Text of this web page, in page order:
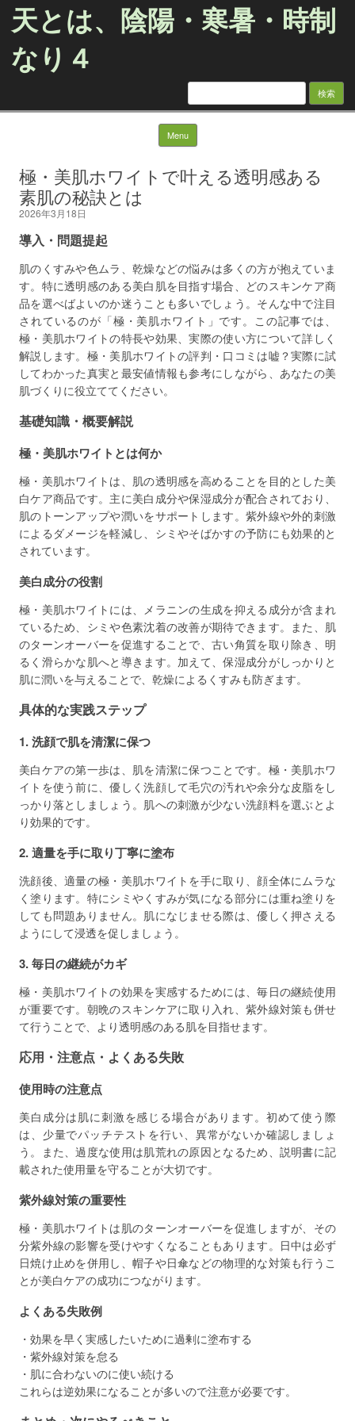
天とは、陰陽・寒暑・時制
なり４
検
Menu Skip to content
極・美肌ホワイトで叶える透明感ある
素肌の秘訣とは
2026年3月18日
導入・問題提起
肌のくすみや色ムラ、乾燥などの悩みは多くの方が抱えていま
す。特に透明感のある美白肌を目指す場合、どのスキンケア商
品を選べばよいのか迷うことも多いでしょう。そんな中で注目
されているのが「極・美肌ホワイト」です。この記事では、
極・美肌ホワイトの特長や効果、実際の使い方について詳しく
解説します。極・美肌ホワイトの評判・口コミは嘘？実際に試
してわかった真実と最安値情報も参考にしながら、あなたの美
肌づくりに役立ててください。
基礎知識・概要解説
極・美肌ホワイトとは何か
極・美肌ホワイトは、肌の透明感を高めることを目的とした美
白ケア商品です。主に美白成分や保湿成分が配合されており、
肌のトーンアップや潤いをサポートします。紫外線や外的刺激
によるダメージを軽減し、シミやそばかすの予防にも効果的と
されています。
美白成分の役割
極・美肌ホワイトには、メラニンの生成を抑える成分が含まれ
ているため、シミや色素沈着の改善が期待できます。また、肌
のターンオーバーを促進することで、古い角質を取り除き、明
るく滑らかな肌へと導きます。加えて、保湿成分がしっかりと
肌に潤いを与えることで、乾燥によるくすみも防ぎます。
具体的な実践ステップ
1. 洗顔で肌を清潔に保つ
美白ケアの第一歩は、肌を清潔に保つことです。極・美肌ホワ
イトを使う前に、優しく洗顔して毛穴の汚れや余分な皮脂をし
っかり落としましょう。肌への刺激が少ない洗顔料を選ぶとよ
り効果的です。
2. 適量を手に取り丁寧に塗布
洗顔後、適量の極・美肌ホワイトを手に取り、顔全体にムラな
く塗ります。特にシミやくすみが気になる部分には重ね塗りを
しても問題ありません。肌になじませる際は、優しく押さえる
ようにして浸透を促しましょう。
3. 毎日の継続がカギ
極・美肌ホワイトの効果を実感するためには、毎日の継続使用
が重要です。朝晩のスキンケアに取り入れ、紫外線対策も併せ
て行うことで、より透明感のある肌を目指せます。
応用・注意点・よくある失敗
使用時の注意点
美白成分は肌に刺激を感じる場合があります。初めて使う際
は、少量でパッチテストを行い、異常がないか確認しましょ
う。また、過度な使用は肌荒れの原因となるため、説明書に記
載された使用量を守ることが大切です。
紫外線対策の重要性
極・美肌ホワイトは肌のターンオーバーを促進しますが、その
分紫外線の影響を受けやすくなることもあります。日中は必ず
日焼け止めを併用し、帽子や日傘などの物理的な対策も行うこ
とが美白ケアの成功につながります。
よくある失敗例
・効果を早く実感したいために過剰に塗布する
・紫外線対策を怠る
・肌に合わないのに使い続ける
これらは逆効果になることが多いので注意が必要です。